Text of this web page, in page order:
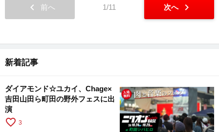
chevron_left 前へ 1/11 次へ chevron_right
新着記事
ダイアモンド☆ユカイ、Chage×
吉田山田ら町田の野外フェスに出
演
favorite_border 3